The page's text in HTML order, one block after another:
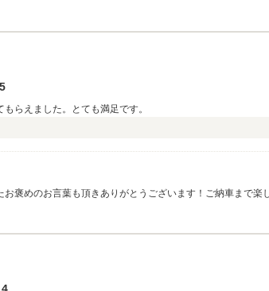
5
らえました。とても満足です。
褒めのお言葉も頂きありがとうございます！ご納車まで